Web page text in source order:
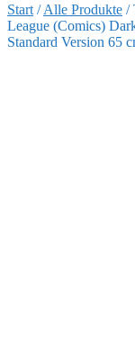
Start /Alle Produkte /
League (Comics)
Standard Version 65